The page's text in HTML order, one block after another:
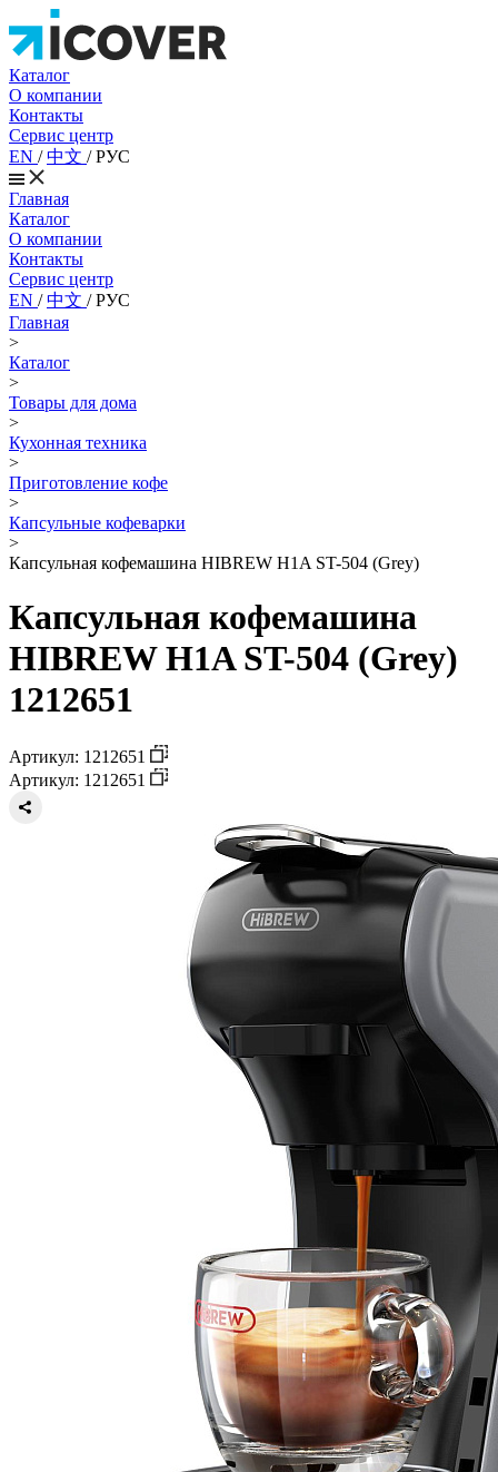
Каталог
О компании
Контакты
Сервис центр
EN /中文 /РУС
Главная
Каталог
О компании
Контакты
Сервис центр
EN /中文 /РУС
Главная
>
Каталог
>
Товары для дома
>
Кухонная техника
>
Приготовление кофе
>
Капсульные кофеварки
>
Капсульная кофемашина HIBREW H1A ST-504 (Grey)
Капсульная кофемашина
HIBREW H1A ST-504 (Grey)
1212651
Артикул: 1212651
Артикул: 1212651